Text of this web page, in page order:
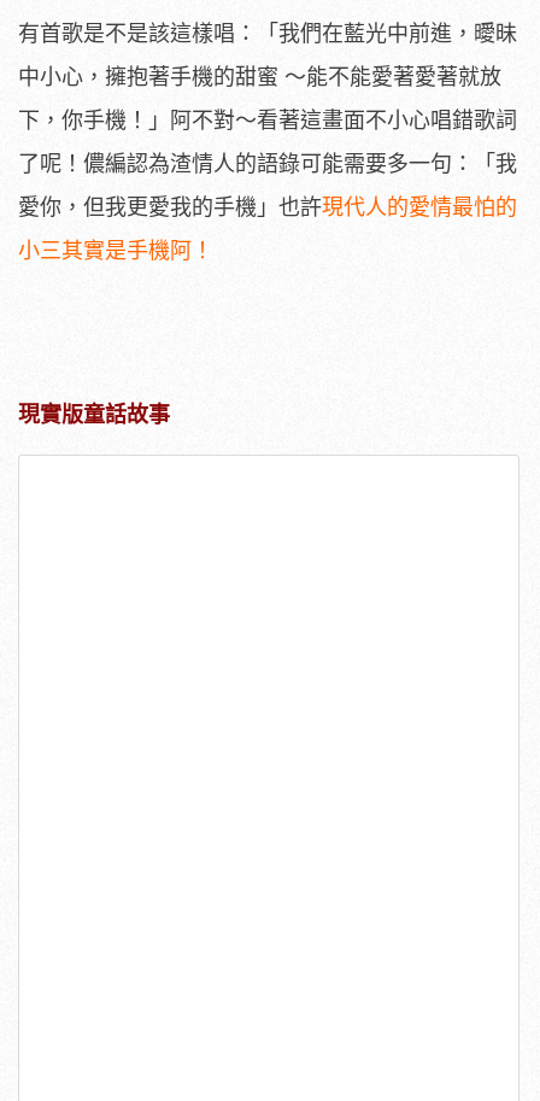
有首歌是不是該這樣唱：「我們在藍光中前進，曖昧
中小心，擁抱著手機的甜蜜 ～能不能愛著愛著就放
下，你手機！」阿不對～看著這畫面不小心唱錯歌詞
了呢！儂編認為渣情人的語錄可能需要多一句：「我
愛你，但我更愛我的手機」也許現代人的愛情最怕的
小三其實是手機阿！
現實版童話故事